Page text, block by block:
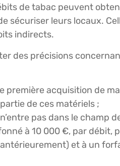
de tabac peuvent
sécuriser leurs locaux.
indirects.
des précisions
première acquisition de
de ces matériels ;
pas dans le champ
à 10 000 €, par débit,
et à un